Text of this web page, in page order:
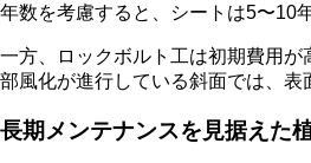
年数を考慮すると、シートは5〜10
一方、ロックボルト工は初期費用
部風化が進行している斜面では、表
長期メンテナンスを見据えた